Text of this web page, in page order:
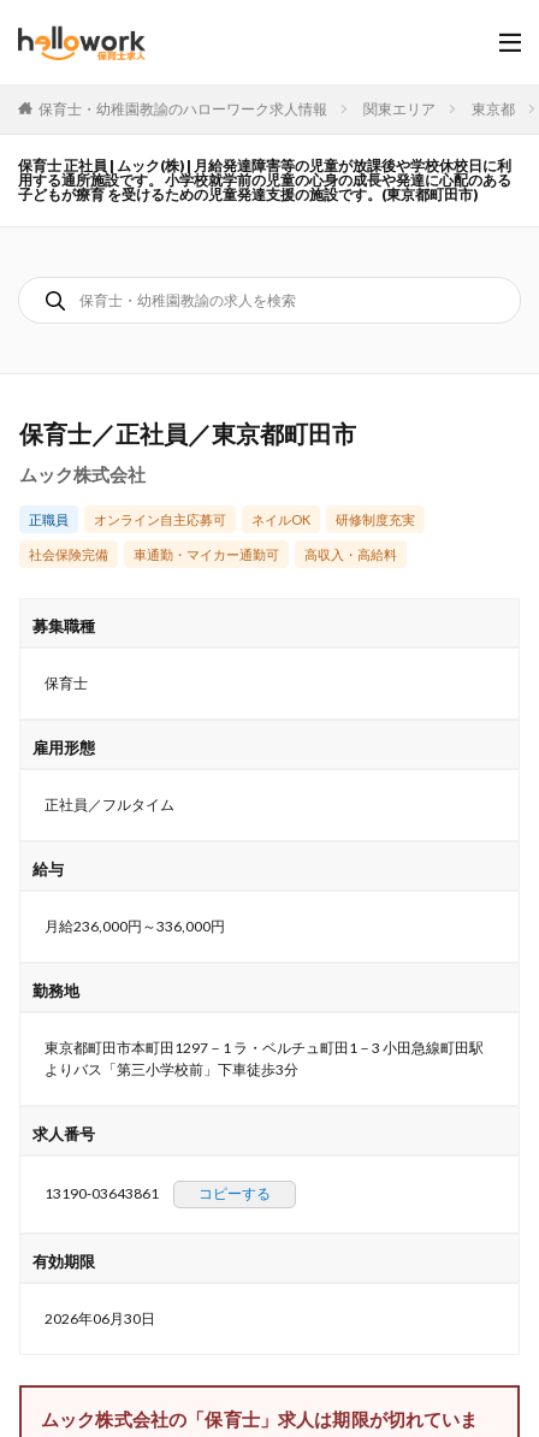
保育士・幼稚園教諭のハローワーク求人情報 関東エリア 東京都
保育士 正社員 | ムック(株) | 月給発達障害等の児童が放課後や学校休校日に利
用する通所施設です。 小学校就学前の児童の心身の成長や発達に心配のある
子どもが療育 を受けるための児童発達支援の施設です。(東京都町田市)
保育士／正社員／東京都町田市
ムック株式会社
正職員 オンライン自主応募可 ネイルOK 研修制度充実
社会保険完備 車通勤・マイカー通勤可 高収入・高給料
募集職種
保育士
雇用形態
正社員／フルタイム
給与
月給236,000円～336,000円
勤務地
東京都町田市本町田1297－1 ラ・ベルチュ町田1－3 小田急線町田駅
よりバス「第三小学校前」下車徒歩3分
求人番号
13190-03643861 コピーする
有効期限
2026年06月30日
ムック株式会社の「保育士」求人は期限が切れていま